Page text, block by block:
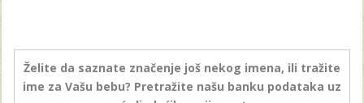
Želite da saznate značenje još nekog imena, ili tražite
ime za Vašu bebu? Pretražite našu banku podataka uz